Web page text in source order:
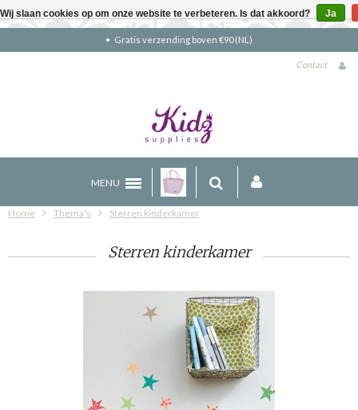
Gratis verzending boven €90 (NL)
Contact
MENU
Home Thema's Sterren kinderkamer
Sterren kinderkamer
Wij slaan cookies op om onze website te verbeteren. Is dat akkoord? Ja